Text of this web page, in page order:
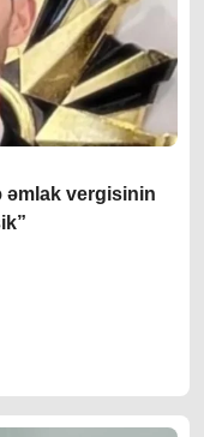
əmlak vergisinin